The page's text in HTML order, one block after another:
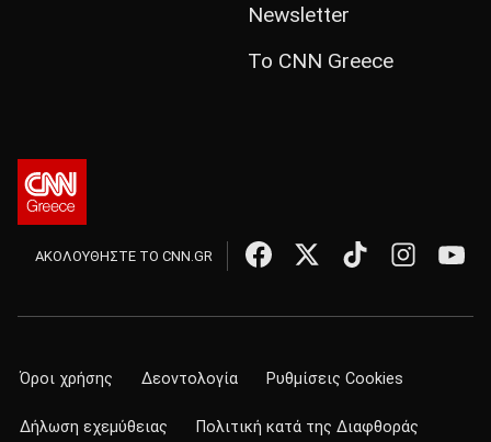
Newsletter
Το CNN Greece
ΑΚΟΛΟΥΘΗΣΤΕ ΤΟ CNN.GR
Όροι χρήσης Δεοντολογία Ρυθμίσεις Cookies
Δήλωση εχεμύθειας Πολιτική κατά της Διαφθοράς